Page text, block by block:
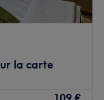
offrant une
et
à pied de
la carte